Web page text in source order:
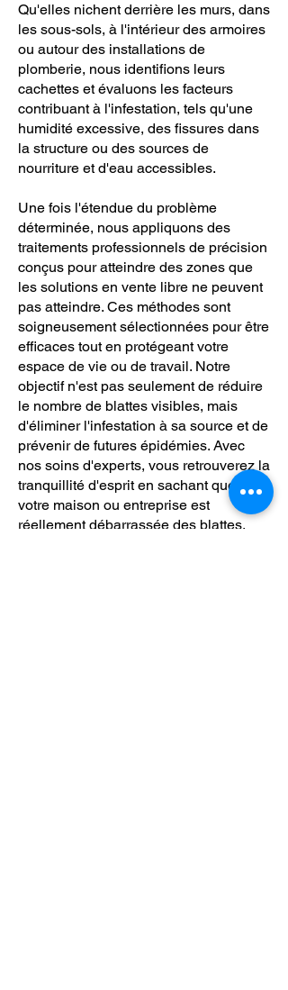
Qu'elles nichent derrière les murs, dans
les sous-sols, à l'intérieur des armoires
ou autour des installations de
plomberie, nous identifions leurs
cachettes et évaluons les facteurs
contribuant à l'infestation, tels qu'une
humidité excessive, des fissures dans
la structure ou des sources de
nourriture et d'eau accessibles.
Une fois l'étendue du problème
déterminée, nous appliquons des
traitements professionnels de précision
conçus pour atteindre des zones que
les solutions en vente libre ne peuvent
pas atteindre. Ces méthodes sont
soigneusement sélectionnées pour être
efficaces tout en protégeant votre
espace de vie ou de travail. Notre
objectif n'est pas seulement de réduire
le nombre de blattes visibles, mais
d'éliminer l'infestation à sa source et de
prévenir de futures épidémies. Avec
nos soins d'experts, vous retrouverez la
tranquillité d'esprit en sachant que
votre maison ou entreprise est
réellement débarrassée des blattes,